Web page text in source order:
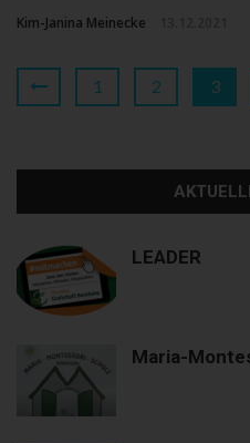
Kim-Janina Meinecke
1 2 3
LEADER
Maria-